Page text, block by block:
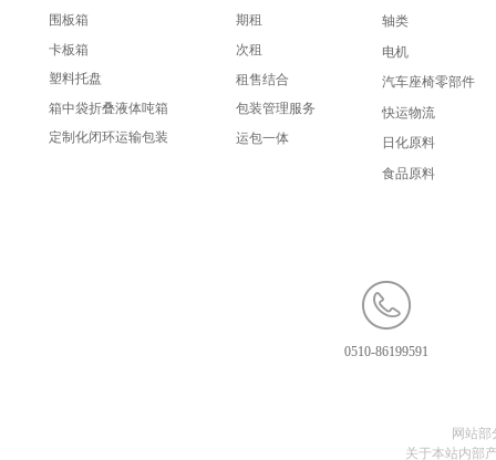
围板箱
卡板箱
塑料托盘
箱中袋折叠液体吨箱
定制化闭环运输包装
期租
次租
租售结合
包装管理服务
运包一体
轴类
电机
汽车座椅零部件
快运物流
日化原料
食品原料
网站
关于本站内部
0510-86199591